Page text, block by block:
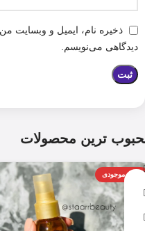
ذخیره نام، ایمیل و وبسایت
دیدگاهی می‌نویسم.
ترین محصولات
اتمام موجودی